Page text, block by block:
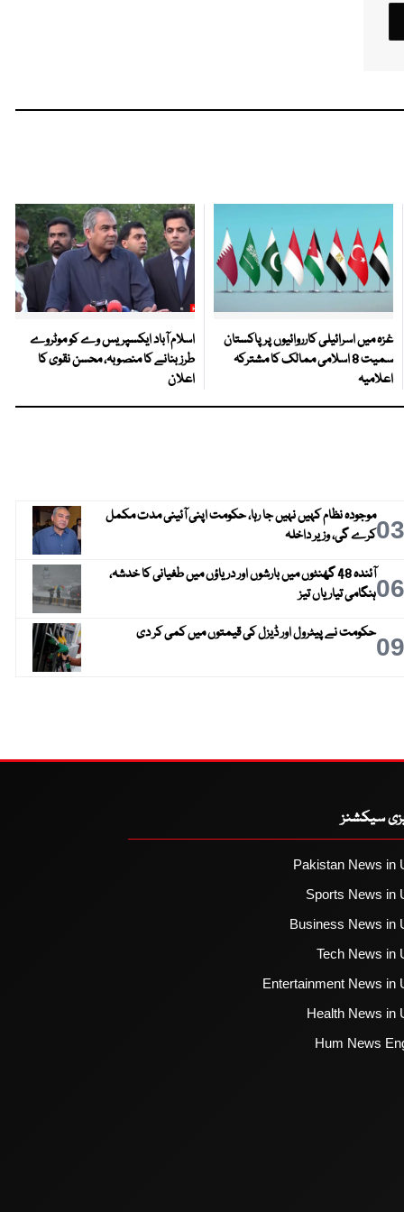
غزہ میں اسرائیلی کارروائیوں پر پاکستان
سمیت 8 اسلامی ممالک کا مشترکہ
اعلامیہ
اسلام آباد ایکسپریس وے کو موٹروے
طرز بنانے کا منصوبہ، محسن نقوی کا
اعلان
03موجودہ نظام کہیں نہیں جا رہا، حکومت اپنی آئینی مدت مکمل
کرے گی، وزیر داخلہ
06
آئندہ 48 گھنٹوں میں بارشوں اور دریاؤں میں طغیانی کا خدشہ،
ہنگامی تیاریاں تیز
09حکومت نے پیٹرول اور ڈیزل کی قیمتوں میں کمی کر دی
سیکشنز
Pakistan News in
Sports News in
Business News in
Tech News in
Entertainment News in
Health News in
Hum News